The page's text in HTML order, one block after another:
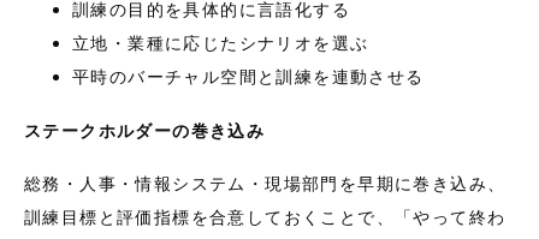
訓練の目的を具体的に言語化する
立地・業種に応じたシナリオを選ぶ
平時のバーチャル空間と訓練を連動させる
ステークホルダーの巻き込み
総務・人事・情報システム・現場部門を早期に巻き込み、
訓練目標と評価指標を合意しておくことで、「やって終わ